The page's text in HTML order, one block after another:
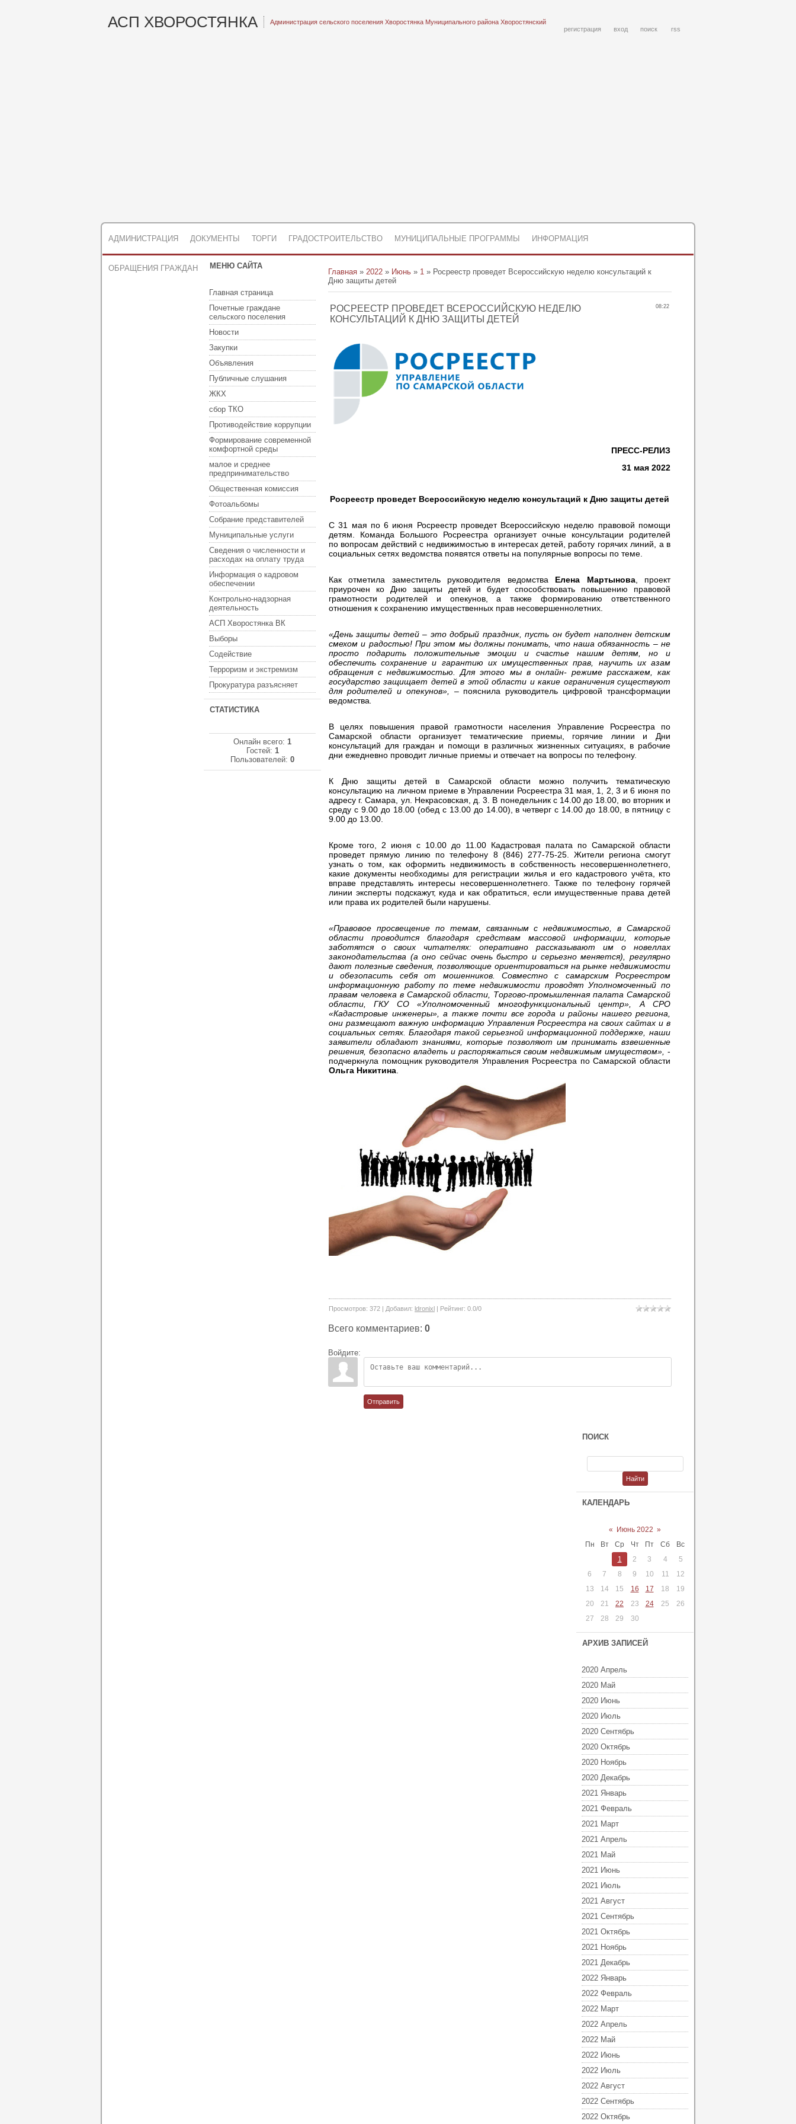
АСП ХВОРОСТЯНКА
Администрация сельского поселения Хворостянка Муниципального района Хворостянский
регистрация
вход поиск rss
АДМИНИСТРАЦИЯ ДОКУМЕНТЫ ТОРГИ ГРАДОСТРОИТЕЛЬСТВО МУНИЦИПАЛЬНЫЕ ПРОГРАММЫ ИНФОРМАЦИЯ
ОБРАЩЕНИЯ ГРАЖДАН МЕНЮ САЙТА
Главная страница
Почетные граждане
сельского поселения
Новости
Закупки
Объявления
Публичные слушания
ЖКХ
сбор ТКО
Противодействие коррупции
Формирование современной
комфортной среды
малое и среднее
предпринимательство
Общественная комиссия
Фотоальбомы
Собрание представителей
Муниципальные услуги
Сведения о численности и
расходах на оплату труда
Информация о кадровом
обеспечении
Контрольно-надзорная
деятельность
АСП Хворостянка ВК
Выборы
Содействие
Терроризм и экстремизм
Прокуратура разъясняет
СТАТИСТИКА
Онлайн всего: 1
Гостей: 1
Пользователей: 0
Главная » 2022 » Июнь » 1 » Росреестр проведет Всероссийскую неделю консультаций к
Дню защиты детей
08:22
РОСРЕЕСТР ПРОВЕДЕТ ВСЕРОССИЙСКУЮ НЕДЕЛЮ
КОНСУЛЬТАЦИЙ К ДНЮ ЗАЩИТЫ ДЕТЕЙ
ПРЕСС-РЕЛИЗ
31 мая 2022
Росреестр проведет Всероссийскую неделю консультаций к Дню защиты детей
С 31 мая по 6 июня Росреестр проведет Всероссийскую неделю правовой помощи
детям . Команда Большого Росреестра организует очные консультации родителей
по вопросам действий с недвижимостью в интересах детей, работу горячих линий, а в
социальных сетях ведомства появятся ответы на популярные вопросы по теме.
Как отметила заместитель руководителя ведомства Елена Мартынова, проект
приурочен ко Дню защиты детей и будет способствовать повышению правовой
грамотности родителей и опекунов, а также формированию ответственного
отношения к сохранению имущественных прав несовершеннолетних.
«День защиты детей – это добрый праздник, пусть он будет наполнен детским
смехом и радостью! При этом мы должны понимать, что наша обязанность – не
просто подарить положительные эмоции и счастье нашим детям, но и
обеспечить сохранение и гарантию их имущественных прав, научить их азам
обращения с недвижимостью. Для этого мы в онлайн- режиме расскажем, как
государство защищает детей в этой области и какие ограничения существуют
для родителей и опекунов», – пояснила руководитель цифровой трансформации
ведомства
В целях повышения правой грамотности населения Управление Росреестра по
Самарской области организует тематические приемы, горячие линии и Дни
консультаций для граждан и помощи в различных жизненных ситуациях, в рабочие
дни ежедневно проводит личные приемы и отвечает на вопросы по телефону.
К Дню защиты детей в Самарской области можно получить тематическую
консультацию на личном приеме в Управлении Росреестра 31 мая, 1, 2, 3 и 6 июня по
адресу г. Самара, ул. Некрасовская, д. 3. В понедельник с 14.00 до 18.00, во вторник и
среду с 9.00 до 18.00(обед с 13.00 до 14.00), в четверг с 14.00 до 18.00, в пятницу с
9.00 до 13.00.
Кроме того, 2 июня с 10.00 до 11.00 Кадастровая палата по Самарской области
проведет прямую линию по телефону 8 (846) 277-75-25. Жители региона смогут
узнать о том, как оформить недвижимость в собственность несовершеннолетнего,
какие документы необходимы для регистрации жилья и его кадастрового учёта, кто
вправе представлять интересы несовершеннолетнего. Также по телефону горячей
линии эксперты подскажут, куда и как обратиться, если имущественные права детей
или права их родителей были нарушены.
«Правовое просвещение по темам, связанным с недвижимостью, в Самарской
области проводится благодаря средствам массовой информации, которые
заботятся о своих читателях: оперативно рассказывают им о новеллах
законодательства (а оно сейчас очень быстро и серьезно меняется), регулярно
дают полезные сведения, позволяющие ориентироваться на рынке недвижимости
и обезопасить себя от мошенников. Совместно с самарским Росреестром
информационную работу по теме недвижимости проводят Уполномоченный по
правам человека в Самарской области, Торгово-промышленная палата Самарской
области, ГКУ СО «Уполномоченный многофункциональный центр», А СРО
«Кадастровые инженеры», а также почти все города и районы нашего региона,
они размещают важную информацию Управления Росреестра на своих сайтах и в
социальных сетях. Благодаря такой серьезной информационной поддержке, наши
заявители обладают знаниями, которые позволяют им принимать взвешенные
решения, безопасно владеть и распоряжаться своим недвижимым имуществом», -
подчеркнула помощник руководителя Управления Росреестра по Самарской области
Ольга Никитина
Просмотров: 372 | Добавил: ldronixl | Рейтинг: 0.0/0
Всего комментариев: 0
Войдите:
Отправить
ПОИСК
КАЛЕНДАРЬ
« Июнь 2022 »
Пн
Вт Ср Чт Пт Сб
Вс
1
2 3 4
5
6
7 8 9 10 11
12
13
14 15 16 17 18
19
20
21 22 23 24 25
26
27
28 29 30
АРХИВ ЗАПИСЕЙ
2020 Апрель
2020 Май
2020 Июнь
2020 Июль
2020 Сентябрь
2020 Октябрь
2020 Ноябрь
2020 Декабрь
2021 Январь
2021 Февраль
2021 Март
2021 Апрель
2021 Май
2021 Июнь
2021 Июль
2021 Август
2021 Сентябрь
2021 Октябрь
2021 Ноябрь
2021 Декабрь
2022 Январь
2022 Февраль
2022 Март
2022 Апрель
2022 Май
2022 Июнь
2022 Июль
2022 Август
2022 Сентябрь
2022 Октябрь